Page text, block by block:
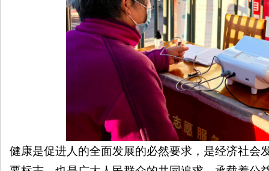
健康是促进人的全面发展的必然要求，是经济社会